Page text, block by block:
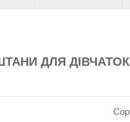
ДЛЯ ДІВЧАТОК